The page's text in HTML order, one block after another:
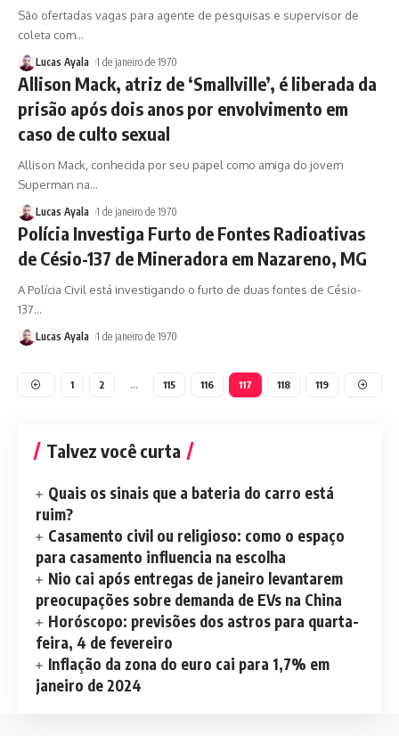
São ofertadas vagas para agente de pesquisas e supervisor de
coleta com…
Lucas Ayala 1 de janeiro de 1970
Allison Mack, atriz de ‘Smallville’, é liberada da
prisão após dois anos por envolvimento em
caso de culto sexual
Allison Mack, conhecida por seu papel como amiga do jovem
Superman na…
Lucas Ayala 1 de janeiro de 1970
Polícia Investiga Furto de Fontes Radioativas
de Césio-137 de Mineradora em Nazareno, MG
A Polícia Civil está investigando o furto de duas fontes de Césio-
137…
Lucas Ayala 1 de janeiro de 1970
1 2 … 115 116 117 118 119
Talvez você curta
Quais os sinais que a bateria do carro está
ruim?
Casamento civil ou religioso: como o espaço
para casamento influencia na escolha
Nio cai após entregas de janeiro levantarem
preocupações sobre demanda de EVs na China
Horóscopo: previsões dos astros para quarta-
feira, 4 de fevereiro
Inflação da zona do euro cai para 1,7% em
janeiro de 2024